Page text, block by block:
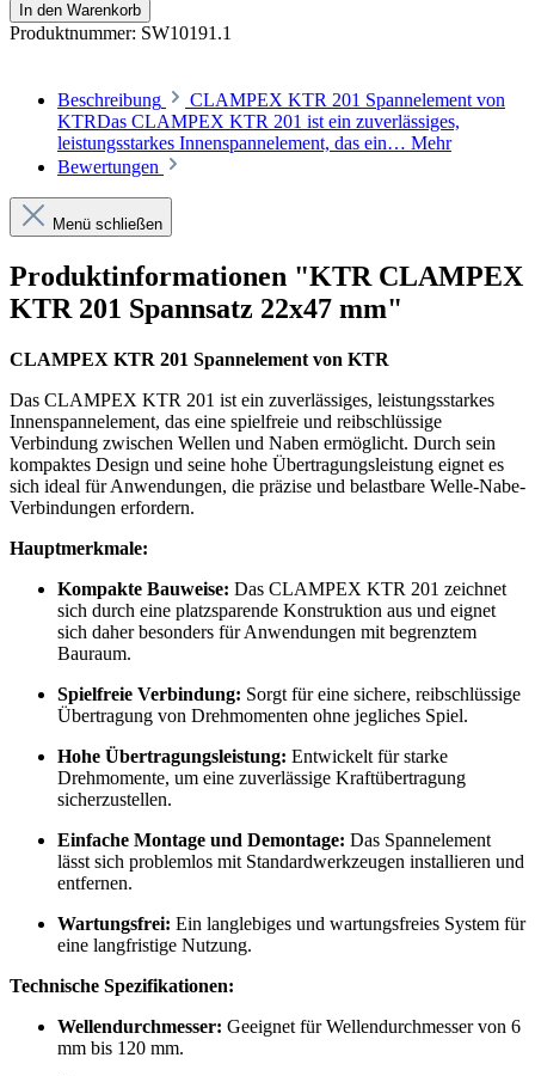
In den Warenkorb
Produktnummer: SW10191.1
Beschreibung
CLAMPEX KTR 201 Spannelement von
KTRDas CLAMPEX KTR 201 ist ein zuverlässiges,
leistungsstarkes Innenspannelement, das ein… Mehr
Bewertungen
Menü schließen
Produktinformationen "KTR CLAMPEX
KTR 201 Spannsatz 22x47 mm"
CLAMPEX KTR 201 Spannelement von KTR
Das CLAMPEX KTR 201 ist ein zuverlässiges, leistungsstarkes
Innenspannelement, das eine spielfreie und reibschlüssige
Verbindung zwischen Wellen und Naben ermöglicht. Durch sein
kompaktes Design und seine hohe Übertragungsleistung eignet es
sich ideal für Anwendungen, die präzise und belastbare Welle-Nabe-
Verbindungen erfordern.
Hauptmerkmale:
Kompakte Bauweise: Das CLAMPEX KTR 201 zeichnet
sich durch eine platzsparende Konstruktion aus und eignet
sich daher besonders für Anwendungen mit begrenztem
Bauraum.
Spielfreie Verbindung: Sorgt für eine sichere, reibschlüssige
Übertragung von Drehmomenten ohne jegliches Spiel.
Hohe Übertragungsleistung: Entwickelt für starke
Drehmomente, um eine zuverlässige Kraftübertragung
sicherzustellen.
Einfache Montage und Demontage: Das Spannelement
lässt sich problemlos mit Standardwerkzeugen installieren und
entfernen.
Wartungsfrei: Ein langlebiges und wartungsfreies System für
eine langfristige Nutzung.
Technische Spezifikationen:
Wellendurchmesser: Geeignet für Wellendurchmesser von 6
mm bis 120 mm.